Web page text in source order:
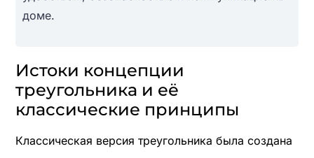
доме.
Истоки концепции
треугольника и её
классические принципы
Классическая версия треугольника была создана